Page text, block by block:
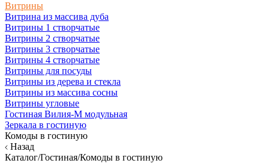
Витрины
Витрина из массива дуба
Витрины 1 створчатые
Витрины 2 створчатые
Витрины 3 створчатые
Витрины 4 створчатые
Витрины для посуды
Витрины из дерева и стекла
Витрины из массива сосны
Витрины угловые
Гостиная Вилия-М модульная
Зеркала в гостиную
Комоды в гостиную
Назад
Каталог/Гостиная/Комоды в гостиную